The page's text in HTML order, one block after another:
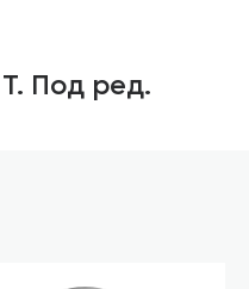
Под ред.